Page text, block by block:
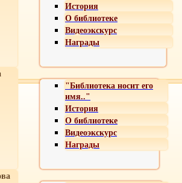
История
О библиотеке
Видеоэкскурс
Награды
"Библиотека носит его
имя.."
История
О библиотеке
Видеоэкскурс
Награды